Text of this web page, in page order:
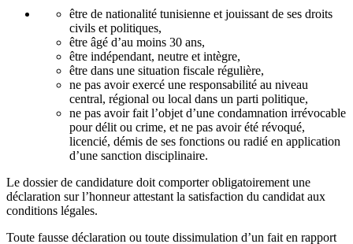
être de nationalité tunisienne et jouissant de ses droits
civils et politiques,
être âgé d’au moins 30 ans,
être indépendant, neutre et intègre,
être dans une situation fiscale régulière,
ne pas avoir exercé une responsabilité au niveau
central, régional ou local dans un parti politique,
ne pas avoir fait l’objet d’une condamnation irrévocable
pour délit ou crime, et ne pas avoir été révoqué,
licencié, démis de ses fonctions ou radié en application
d’une sanction disciplinaire.
Le dossier de candidature doit comporter obligatoirement une
déclaration sur l’honneur attestant la satisfaction du candidat aux
conditions légales.
Toute fausse déclaration ou toute dissimulation d’un fait en rapport